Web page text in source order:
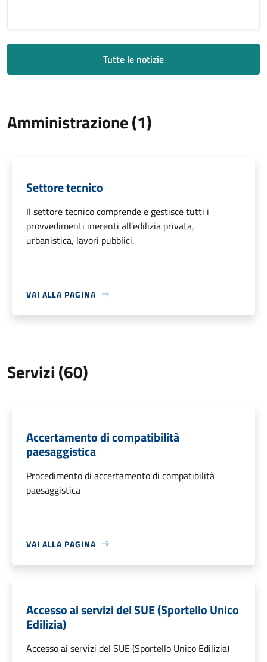
Tutte le notizie
Amministrazione (1)
Settore tecnico
Il settore tecnico comprende e gestisce tutti i
provvedimenti inerenti all’edilizia privata,
urbanistica, lavori pubblici.
VAI ALLA PAGINA
Servizi (60)
Accertamento di compatibilità
paesaggistica
Procedimento di accertamento di compatibilità
paesaggistica
VAI ALLA PAGINA
Accesso ai servizi del SUE (Sportello Unico
Edilizia)
Accesso ai servizi del SUE (Sportello Unico Edilizia)